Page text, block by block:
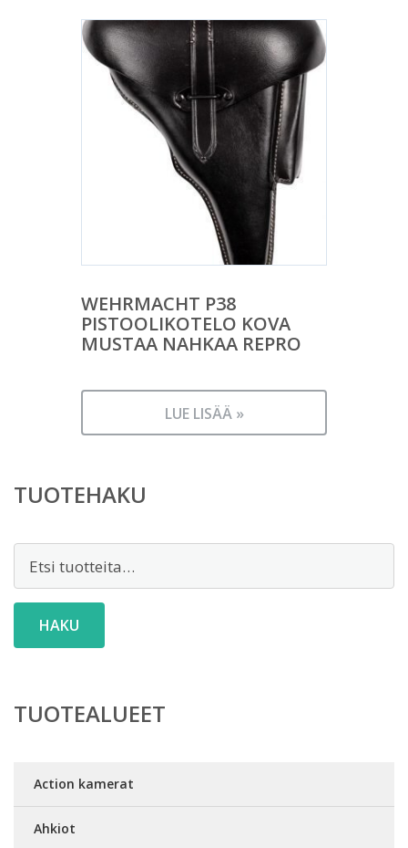
WEHRMACHT P38
PISTOOLIKOTELO KOVA
MUSTAA NAHKAA REPRO
LUE LISÄÄ »
TUOTEHAKU
HAKU
TUOTEALUEET
Action kamerat
Ahkiot